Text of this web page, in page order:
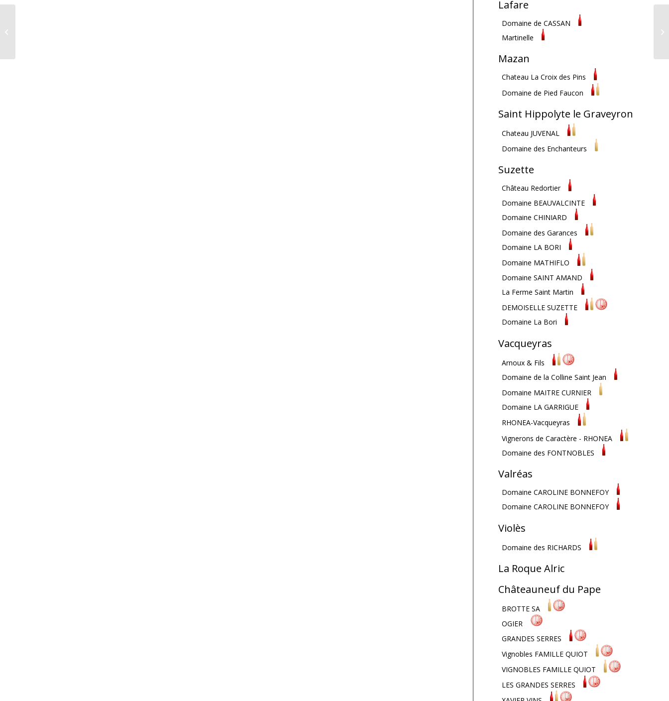
Lafare
Domaine de CASSAN
Martinelle
Mazan
Chateau La Croix des Pins
Domaine de Pied Faucon
Saint Hippolyte le Graveyron
Chateau JUVENAL
Domaine des Enchanteurs
Suzette
Château Redortier
Domaine BEAUVALCINTE
Domaine CHINIARD
Domaine des Garances
Domaine LA BORI
Domaine MATHIFLO
Domaine SAINT AMAND
La Ferme Saint Martin
DEMOISELLE SUZETTE
Domaine La Bori
Vacqueyras
Arnoux & Fils
Domaine de la Colline Saint Jean
Domaine MAITRE CURNIER
Domaine LA GARRIGUE
RHONEA-Vacqueyras
Vignerons de Caractère - RHONEA
Domaine des FONTNOBLES
Valréas
Domaine CAROLINE BONNEFOY
Domaine CAROLINE BONNEFOY
Violès
Domaine des RICHARDS
La Roque Alric
Châteauneuf du Pape
BROTTE SA
OGIER
GRANDES SERRES
Vignobles FAMILLE QUIOT
VIGNOBLES FAMILLE QUIOT
LES GRANDES SERRES